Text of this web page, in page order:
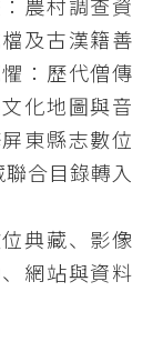
農村調查資
及古漢籍善
：歷代僧傳
化地圖與音
東縣志數位
合目錄轉入
典藏、影像
網站與資料